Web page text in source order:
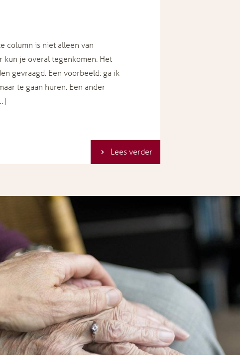
column is niet alleen van
kun je overal tegenkomen. Het
gevraagd. Een voorbeeld: ga ik
te gaan huren. Een ander
Lees verder